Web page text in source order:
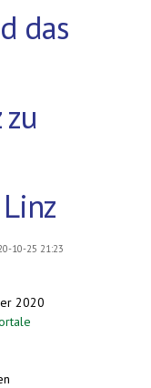
das
zu
10-25 21:23
2020